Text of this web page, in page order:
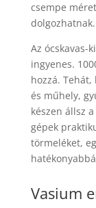
csempe
dolgozhatnak.
Az ócskavas-
ingyenes.
hozzá.
és műhely,
készen állsz
gépek
törmeléket,
Vasium